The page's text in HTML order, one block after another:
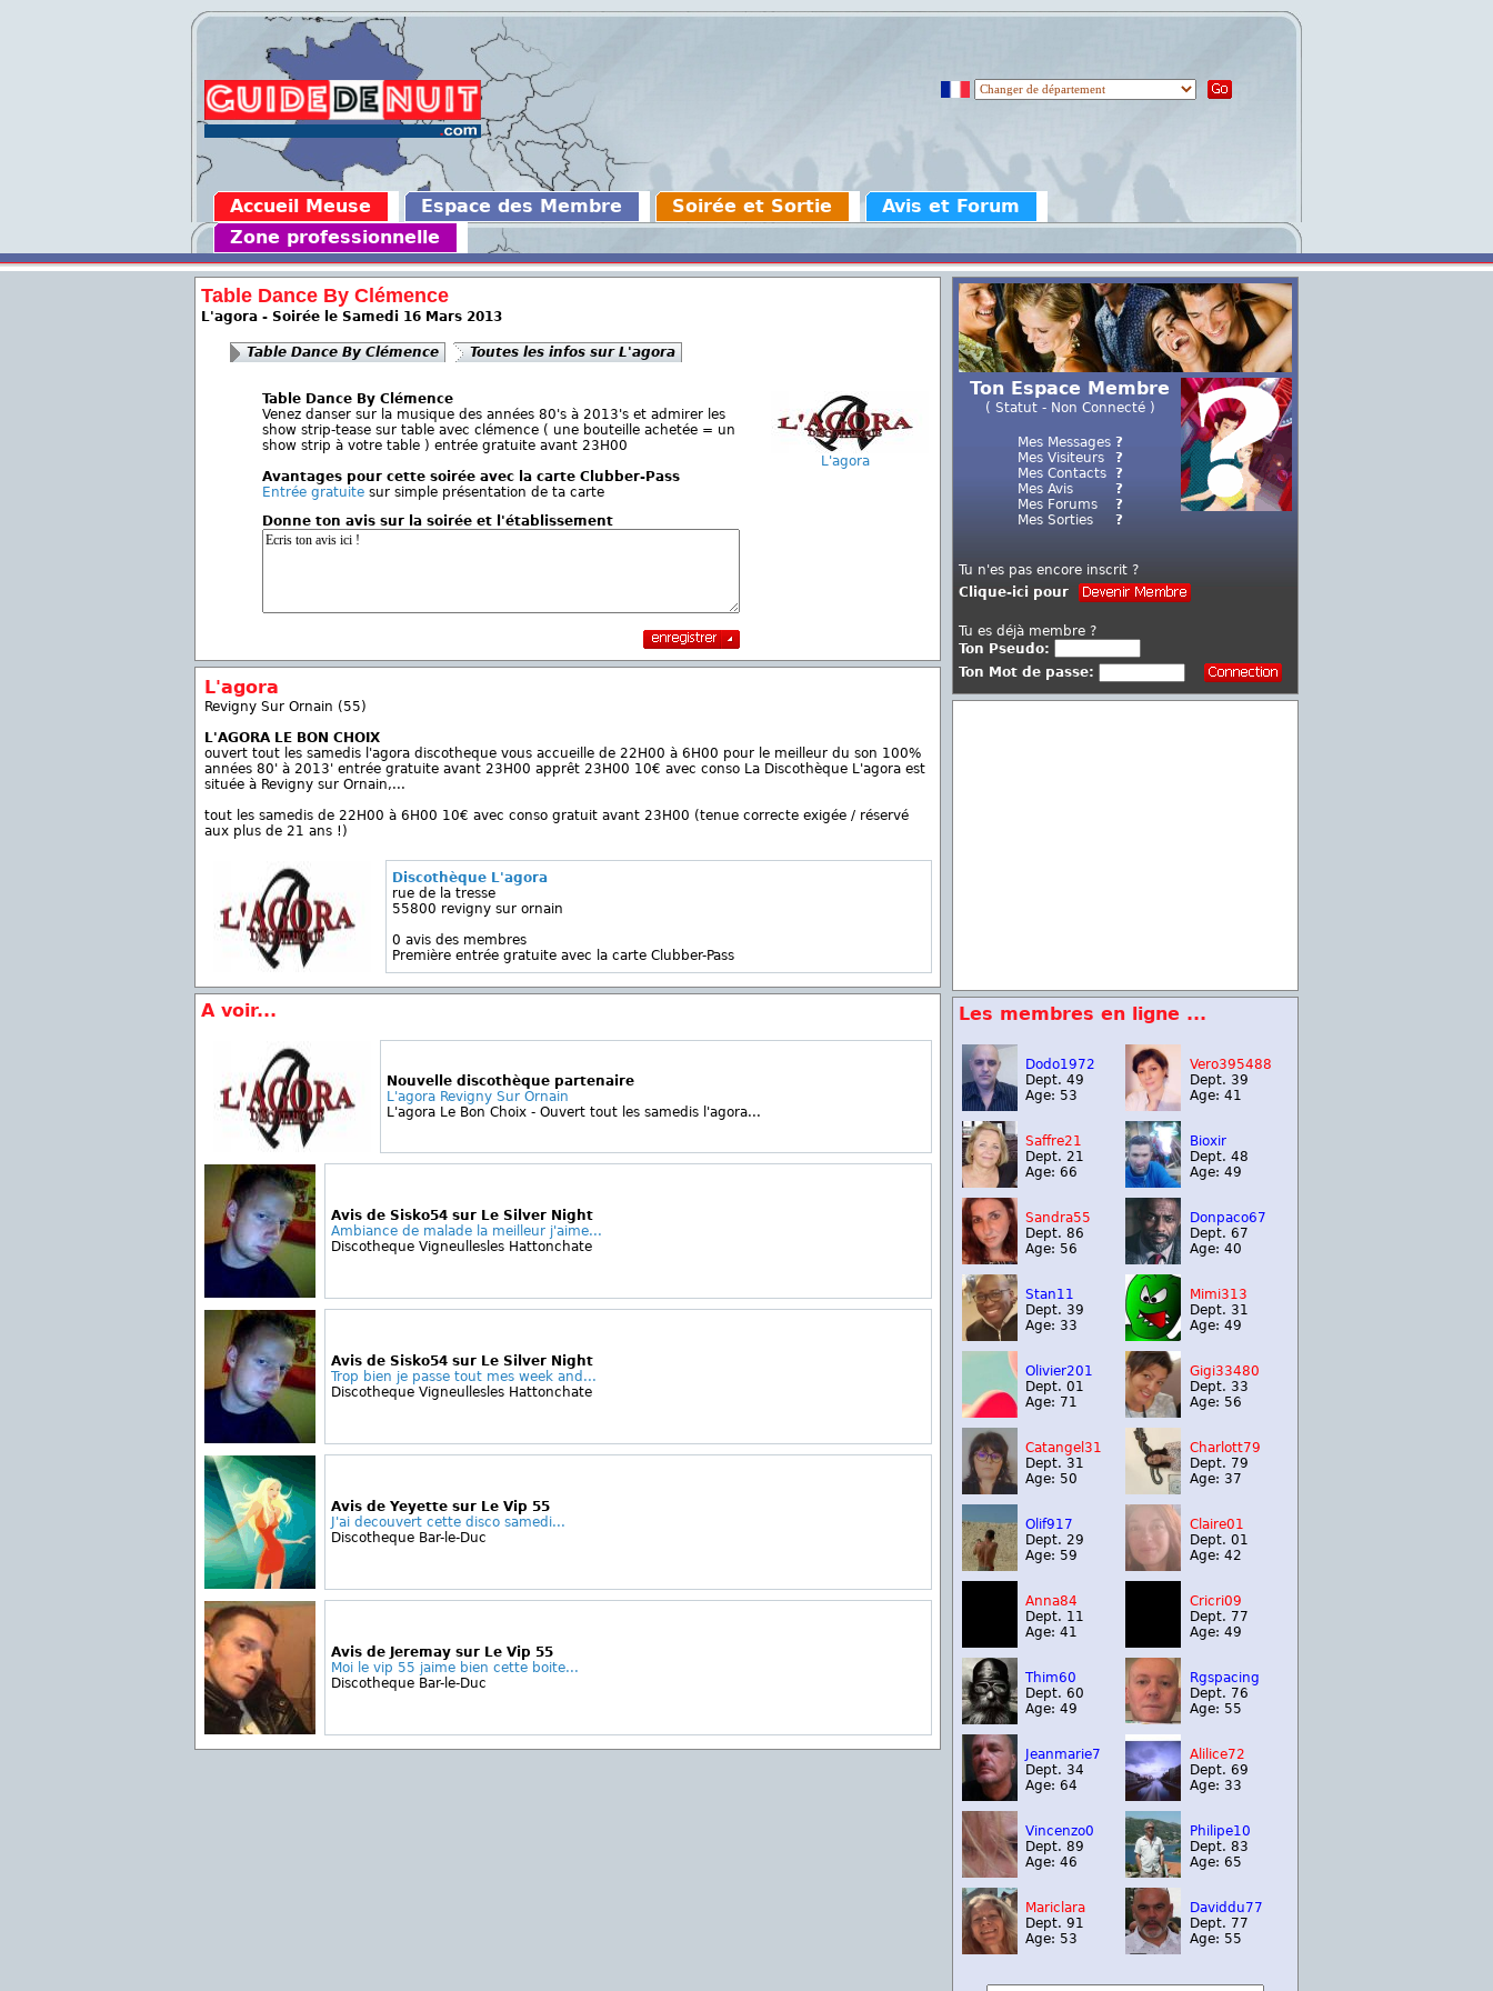
Accueil Meuse Espace des Membre Soirée et Sortie
Avis et Forum
Zone professionnelle
Table Dance By Clémence
L'agora - Soirée le Samedi 16 Mars 2013
Table Dance By Clémence Toutes les infos sur L'agora
L'agora
Table Dance By Clémence
Venez danser sur la musique des années 80's à 2013's et admirer les
show strip-tease sur table avec clémence ( une bouteille achetée = un
show strip à votre table ) entrée gratuite avant 23H00
Avantages pour cette soirée avec la carte Clubber-Pass
Entrée gratuite sur simple présentation de ta carte
Donne ton avis sur la soirée et l'établissement
L'agora
Revigny Sur Ornain (55)
L'AGORA LE BON CHOIX
ouvert tout les samedis l'agora discotheque vous accueille de 22H00 à 6H00 pour le meilleur du son 100%
années 80' à 2013' entrée gratuite avant 23H00 apprêt 23H00 10€ avec conso La Discothèque L'agora est
située à Revigny sur Ornain,...
tout les samedis de 22H00 à 6H00 10€ avec conso gratuit avant 23H00 (tenue correcte exigée / réservé
aux plus de 21 ans !)
Discothèque L'agora
rue de la tresse
55800 revigny sur ornain
0 avis des membres
Première entrée gratuite avec la carte Clubber-Pass
A voir...
Nouvelle discothèque partenaire
L'agora Revigny Sur Ornain
L'agora Le Bon Choix - Ouvert tout les samedis l'agora...
Avis de Sisko54 sur Le Silver Night
Ambiance de malade la meilleur j'aime...
Discotheque Vigneullesles Hattonchate
Avis de Sisko54 sur Le Silver Night
Trop bien je passe tout mes week and...
Discotheque Vigneullesles Hattonchate
Avis de Yeyette sur Le Vip 55
J'ai decouvert cette disco samedi...
Discotheque Bar-le-Duc
Avis de Jeremay sur Le Vip 55
Moi le vip 55 jaime bien cette boite...
Discotheque Bar-le-Duc
Ton Espace Membre
( Statut - Non Connecté )
Mes Messages
Mes Visiteurs
Mes Contacts
Mes Avis
Mes Forums
Mes Sorties
?
?
?
?
?
?
Tu n'es pas encore inscrit ?
Clique-ici pour
Tu es déjà membre ?
Ton Pseudo:
Ton Mot de passe:
Les membres en ligne ...
Dodo1972
Dept. 49
Age: 53
Vero395488
Dept. 39
Age: 41
Saffre21
Dept. 21
Age: 66
Bioxir
Dept. 48
Age: 49
Sandra55
Dept. 86
Age: 56
Donpaco67
Dept. 67
Age: 40
Stan11
Dept. 39
Age: 33
Mimi313
Dept. 31
Age: 49
Olivier201
Dept. 01
Age: 71
Gigi33480
Dept. 33
Age: 56
Catangel31
Dept. 31
Age: 50
Charlott79
Dept. 79
Age: 37
Olif917
Dept. 29
Age: 59
Claire01
Dept. 01
Age: 42
Anna84
Dept. 11
Age: 41
Cricri09
Dept. 77
Age: 49
Thim60
Dept. 60
Age: 49
Rgspacing
Dept. 76
Age: 55
Jeanmarie7
Dept. 34
Age: 64
Alilice72
Dept. 69
Age: 33
Vincenzo0
Dept. 89
Age: 46
Philipe10
Dept. 83
Age: 65
Mariclara
Dept. 91
Age: 53
Daviddu77
Dept. 77
Age: 55